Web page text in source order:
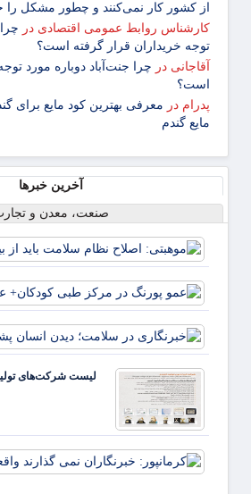
از کشور کار نمی‌کنند و چطور مشکل را
کارشناس روابط عمومی اقتصادی در
توجه خریداران قرار گرفته است؟
آقاجانی در چرا جنت‌آباد دوباره مورد
است؟
پدرام در معرفی بهترین کود مایع برای
مایع گندم
آخرین خبرها
صنعت، معدن و
لیست شرکت‌های تولید